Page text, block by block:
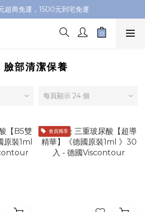
元購物金，推薦好友，再送購物金
超商免運，1500元到宅免運
元購物金，推薦好友，再送購物金
臉部清潔保養
每頁顯示 24 個
會員獨享